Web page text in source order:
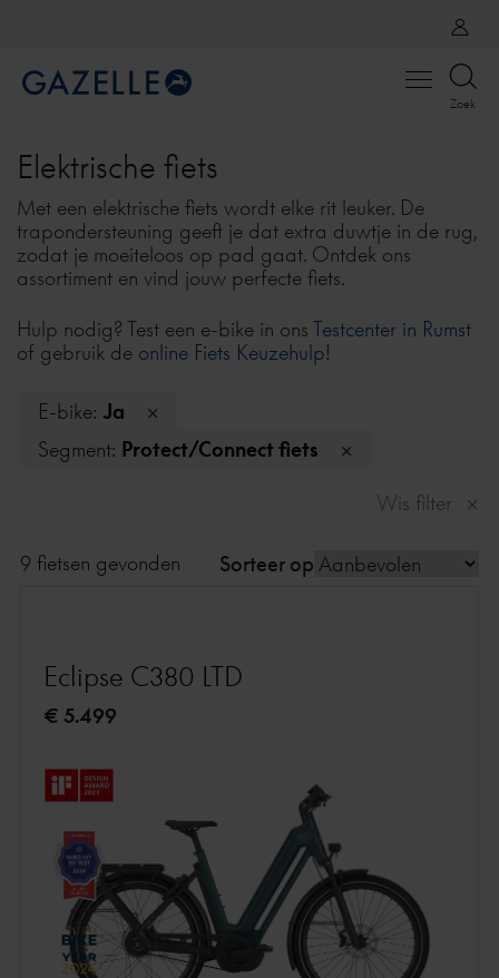
Open
Zoek
Elektrische fiets
Met een elektrische fiets wordt elke rit leuker. De
trapondersteuning geeft je dat extra duwtje in de rug,
zodat je moeiteloos op pad gaat. Ontdek ons
assortiment en vind jouw perfecte fiets.
Hulp nodig? Test een e-bike in ons Testcenter in Rumst
of gebruik de online Fiets Keuzehulp!
E-bike: Ja
Segment: Protect/Connect fiets
Wis filter
9 fietsen gevonden Sorteer op
Eclipse C380 LTD
€ 5.499